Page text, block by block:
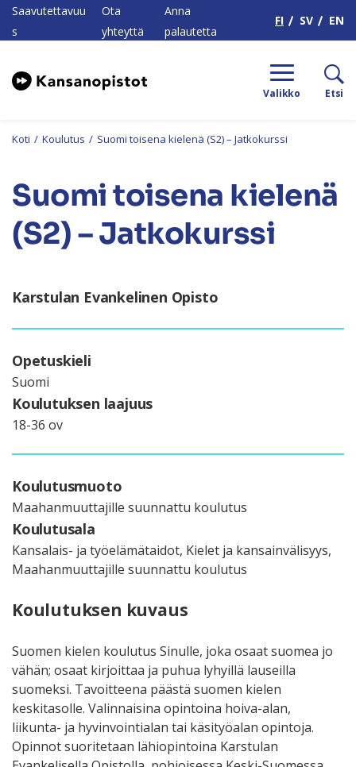
Saavutettavuu
s
Ota
yhteyttä
Anna
palautetta
FI SV EN
Valikko Etsi
Koti / Koulutus / Suomi toisena kielenä (S2) – Jatkokurssi
Suomi toisena kielenä
(S2) – Jatkokurssi
Karstulan Evankelinen Opisto
Opetuskieli
Suomi
Koulutuksen laajuus
18-36 ov
Koulutusmuoto
Maahanmuuttajille suunnattu koulutus
Koulutusala
Kansalais- ja työelämätaidot, Kielet ja kansainvälisyys,
Maahanmuuttajille suunnattu koulutus
Koulutuksen kuvaus
Suomen kielen koulutus Sinulle, joka osaat suomea jo
vähän; osaat kirjoittaa ja puhua lyhyillä lauseilla
suomeksi. Tavoitteena päästä suomen kielen
keskitasolle. Valinnaisina opintoina hoiva-alan,
liikunta- ja hyvinvointialan tai käsityöalan opintoja.
Opinnot suoritetaan lähiopintoina Karstulan